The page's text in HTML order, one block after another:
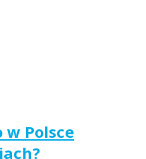
Polsce